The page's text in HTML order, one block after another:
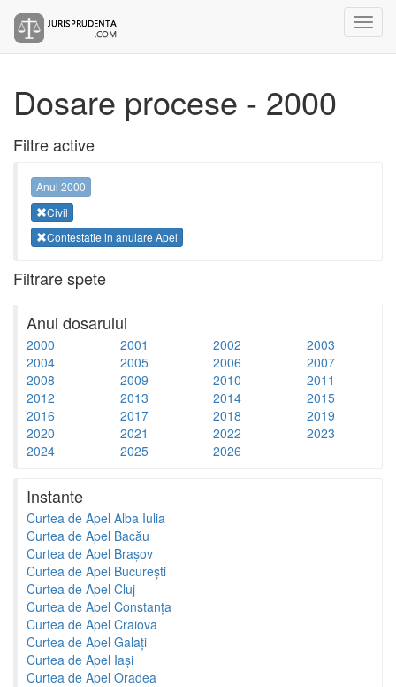
Dosare procese - 2000
Filtre active
Anul 2000
Civil
Contestatie in anulare Apel
Filtrare spete
Anul dosarului
2000 2001 2002
2003
2004
2005 2006
2007
2008
2009 2010
2011
2012
2013 2014
2015
2016
2017 2018
2019
2020
2021 2022
2023
2024
2025 2026
Instante
Curtea de Apel Alba Iulia
Curtea de Apel Bacău
Curtea de Apel Brașov
Curtea de Apel București
Curtea de Apel Cluj
Curtea de Apel Constanța
Curtea de Apel Craiova
Curtea de Apel Galați
Curtea de Apel Iași
Curtea de Apel Oradea